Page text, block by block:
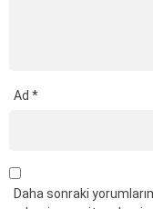
Ad *
Daha sonraki